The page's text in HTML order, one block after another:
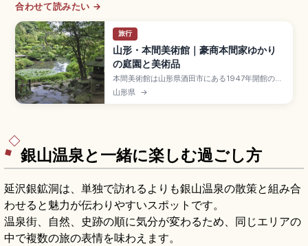
合わせて読みたい →
旅行
山形・本間美術館｜豪商本間家ゆかり
の庭園と美術品
本間美術館は山形県酒田市にある1947年開館の私
立美術館で、豪商・本間家のコレクションを収蔵
し、四代当主・光道が1813年に建てた別邸「清遠
山形県 →
銀山温泉と一緒に楽しむ過ごし方
延沢銀鉱洞は、単独で訪れるよりも銀山温泉の散策と組み合
わせると魅力が伝わりやすいスポットです。
温泉街、自然、史跡の順に気分が変わるため、同じエリアの
中で複数の旅の表情を味わえます。